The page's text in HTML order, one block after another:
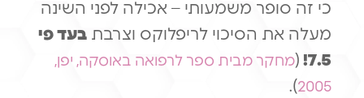
כי זה סופר משמעותי – אכילה לפני השינה
מעלה את הסיכוי לריפלוקס וצרבתבעד פי
(מחקר מבית ספר לרפואה באוסקה, יפן,
2005
).